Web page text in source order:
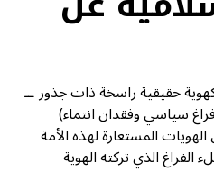
حقيقية راسخة ذات جذور ــ
سياسي وفقدان انتماء)
المستعارة لهذه الأمة
الذي تركته الهوية